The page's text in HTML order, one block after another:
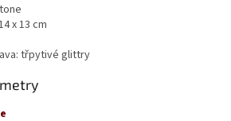
x 13 cm
třpytivé glittry